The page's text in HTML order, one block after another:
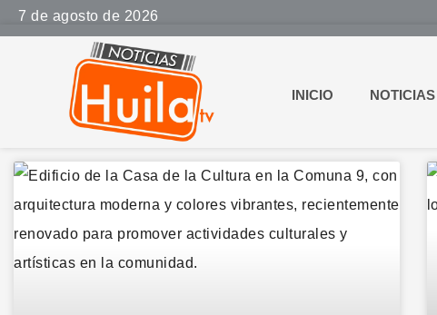
7 de agosto de 2026
INICIO NOTICIAS